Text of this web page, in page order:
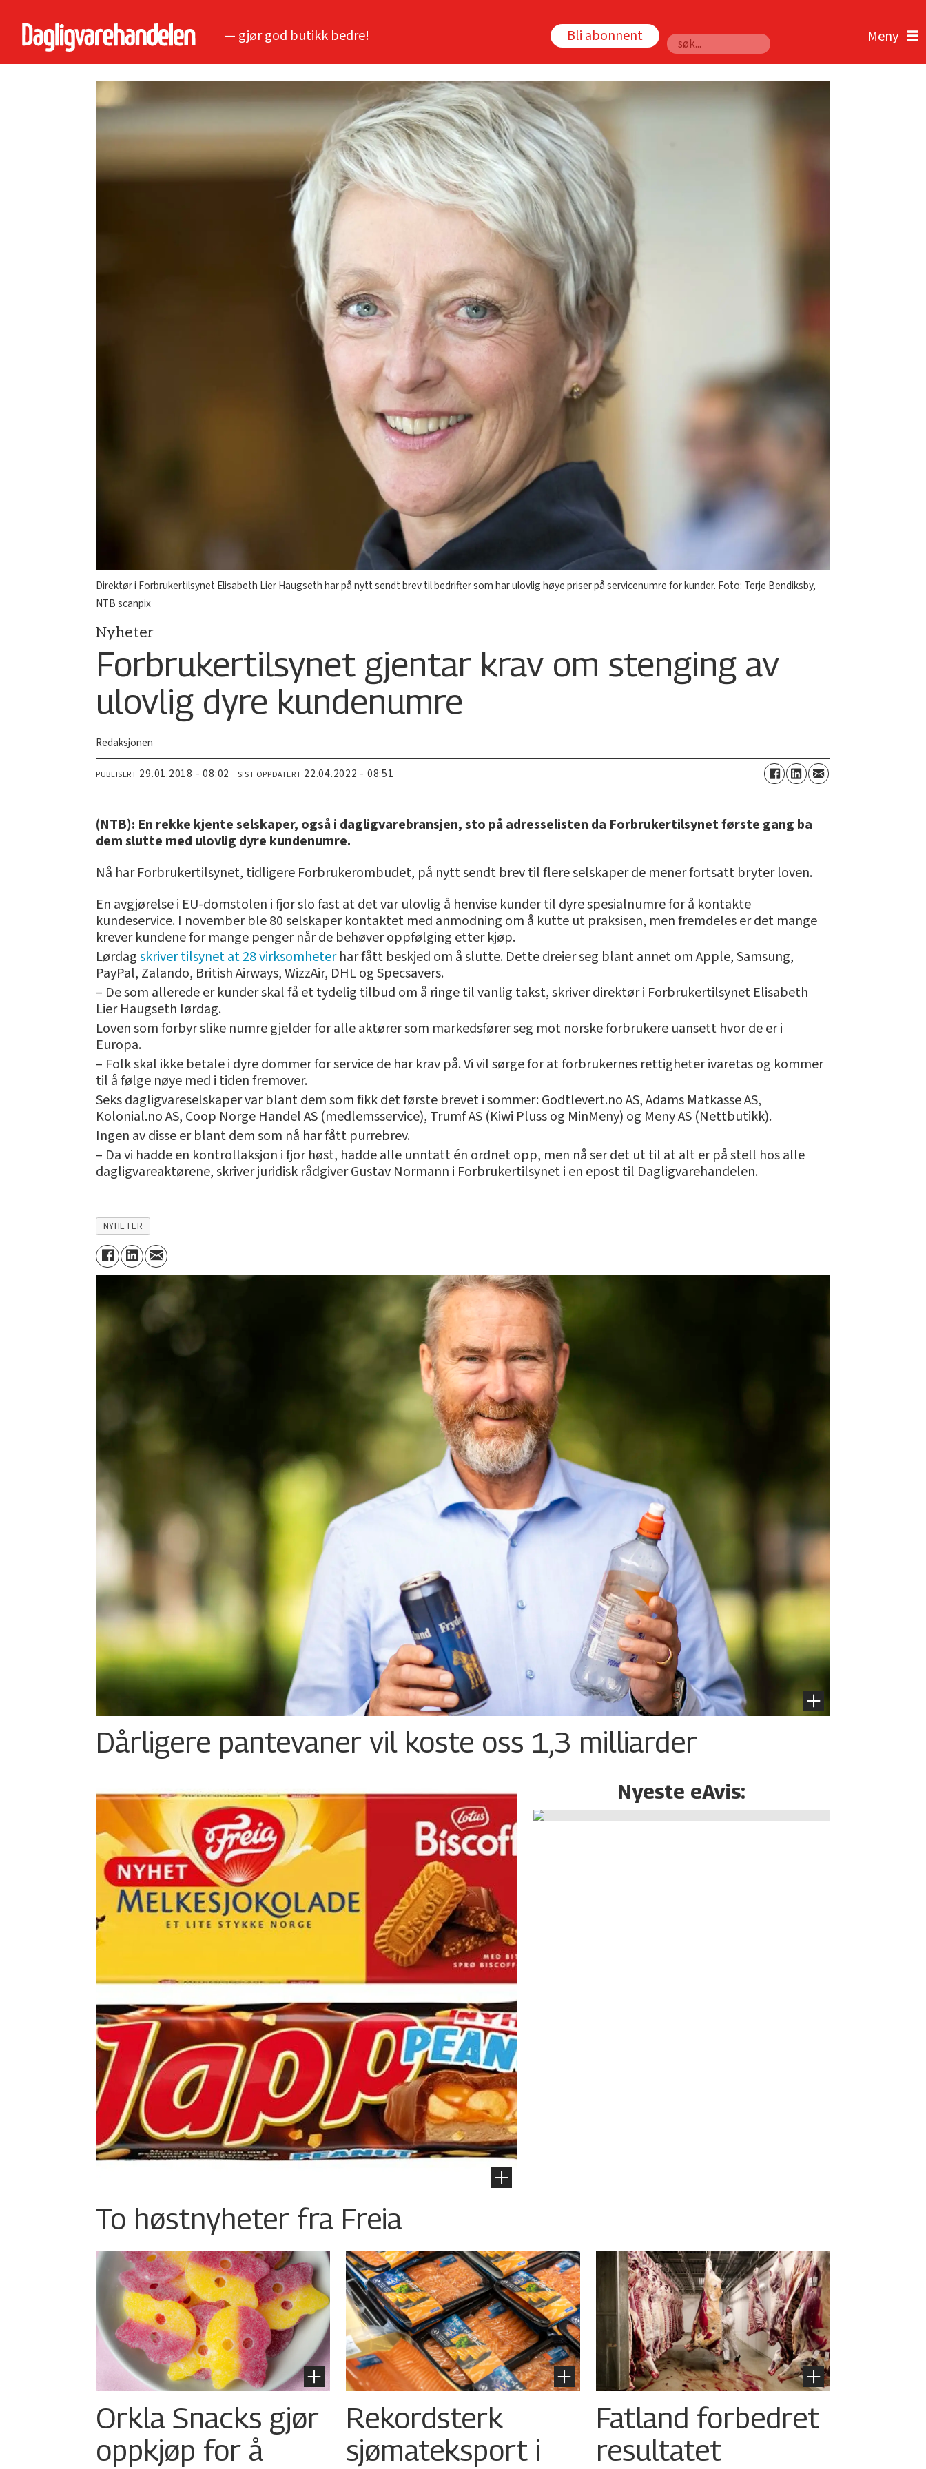
— gjør god butikk bedre! Bli abonnent
Søk
Direktør i Forbrukertilsynet Elisabeth Lier Haugseth har på nytt sendt brev til bedrifter som har ulovlig høye priser på servicenumre for kunder. Foto: Terje Bendiksby,
NTB scanpix
Nyheter
Forbrukertilsynet gjentar krav om stenging av
ulovlig dyre kundenumre
Redaksjonen
PUBLISERT 29.01.2018 - 08:02 SIST OPPDATERT 22.04.2022 - 08:51
(NTB): En rekke kjente selskaper, også i dagligvarebransjen, sto på adresselisten da Forbrukertilsynet første gang ba
dem slutte med ulovlig dyre kundenumre.
Nå har Forbrukertilsynet, tidligere Forbrukerombudet, på nytt sendt brev til flere selskaper de mener fortsatt bryter loven.
En avgjørelse i EU-domstolen i fjor slo fast at det var ulovlig å henvise kunder til dyre spesialnumre for å kontakte
kundeservice. I november ble 80 selskaper kontaktet med anmodning om å kutte ut praksisen, men fremdeles er det mange
krever kundene for mange penger når de behøver oppfølging etter kjøp.
Lørdagskriver tilsynet at 28 virksomheterhar fått beskjed om å slutte. Dette dreier seg blant annet om Apple, Samsung,
PayPal, Zalando, British Airways, WizzAir, DHL og Specsavers.
– De som allerede er kunder skal få et tydelig tilbud om å ringe til vanlig takst, skriver direktør i Forbrukertilsynet Elisabeth
Lier Haugseth lørdag.
Loven som forbyr slike numre gjelder for alle aktører som markedsfører seg mot norske forbrukere uansett hvor de er i
Europa.
– Folk skal ikke betale i dyre dommer for service de har krav på. Vi vil sørge for at forbrukernes rettigheter ivaretas og kommer
til å følge nøye med i tiden fremover.
Seks dagligvareselskaper var blant dem som fikk det første brevet i sommer: Godtlevert.no AS, Adams Matkasse AS,
Kolonial.no AS, Coop Norge Handel AS (medlemsservice), Trumf AS (Kiwi Pluss og MinMeny) og Meny AS (Nettbutikk).
Ingen av disse er blant dem som nå har fått purrebrev.
– Da vi hadde en kontrollaksjon i fjor høst, hadde alle unntatt én ordnet opp, men nå ser det ut til at alt er på stell hos alle
dagligvareaktørene, skriver juridisk rådgiver Gustav Normann i Forbrukertilsynet i en epost til Dagligvarehandelen.
NYHETER
Dårligere pantevaner vil koste oss 1,3 milliarder
To høstnyheter fra Freia
Nyeste eAvis:
Orkla Snacks gjør
oppkjøp for å
Rekordsterk
sjømateksport i
Fatland forbedret
resultatet